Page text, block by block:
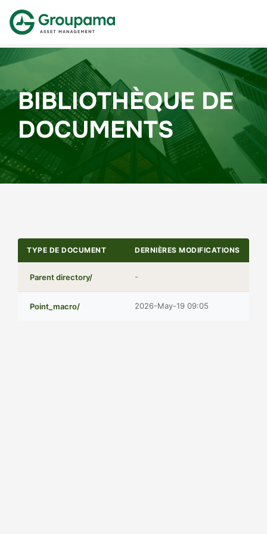
BIBLIOTHÈQUE DE
DOCUMENTS
TYPE DE DOCUMENT DERNIÈRES MODIFICATIONS
Parent directory/ -
Point_macro/ 2026-May-19 09:05